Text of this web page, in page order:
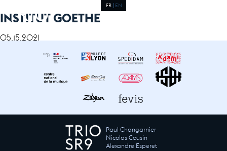
FR EN
INSTITUT GOETHE
05.15.2021
Paul Changarnier
Nicolas Cousin
Alexandre Esperet